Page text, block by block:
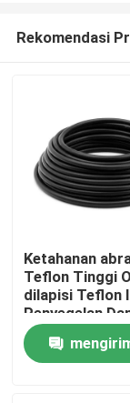
Rumah
Produk
Rekomendasi
Ketahanan
Teflon Tinggi
dilapisi Teflon
Penyegelan
Gasketing
Industri tahan
tahan lama